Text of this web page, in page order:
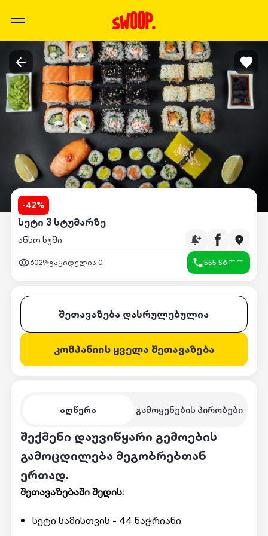
-42%
სეტი 3 სტუმარზე
ანსო სუში
6029 გაყიდულია 0 555 56 ** **
აღწერა გამოყენების პირობები
შექმენი დაუვიწყარი გემოების
გამოცდილება მეგობრებთან
ერთად.
შეთავაზებაში შედის:
სეტი სამისთვის - 44 ნაჭრიანი
შეთავაზება დასრულებულია
კომპანიის ყველა შეთავაზება